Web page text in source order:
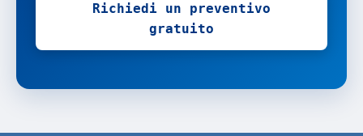
Richiedi un preventivo
gratuito